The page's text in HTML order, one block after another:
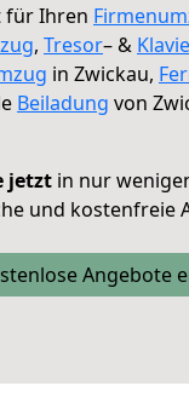
für Ihren
, Tresor– &
in Zwickau,
Beiladung von
jetzt in nur
und kostenfreie
Angebote